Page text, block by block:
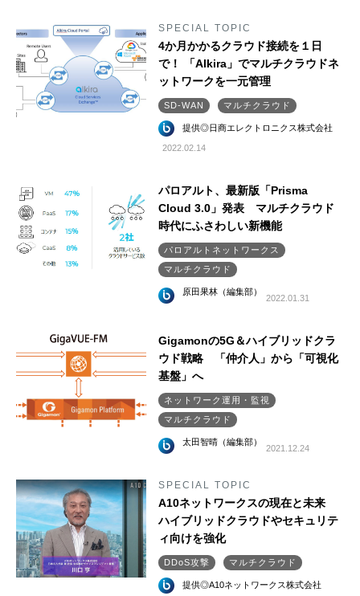
SPECIAL TOPIC
4か月かかるクラウド接続を１日
で！ 「Alkira」でマルチクラウドネ
ットワークを一元管理
SD-WAN マルチクラウド
提供◎日商エレクトロニクス株式会社
2022.02.14
パロアルト、最新版「Prisma
Cloud 3.0」発表 マルチクラウド
時代にふさわしい新機能
パロアルトネットワークス
マルチクラウド
原田果林（編集部）
2022.01.31
Gigamonの5G＆ハイブリッドクラ
ウド戦略 「仲介人」から「可視化
基盤」へ
ネットワーク運用・監視
マルチクラウド
太田智晴（編集部）
2021.12.24
SPECIAL TOPIC
A10ネットワークスの現在と未来
ハイブリッドクラウドやセキュリテ
ィ向けを強化
DDoS攻撃 マルチクラウド
提供◎A10ネットワークス株式会社